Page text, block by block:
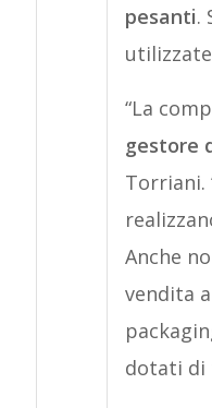
pesanti.
“La
gestore
Torriani.
Anche
vendita
dotati di